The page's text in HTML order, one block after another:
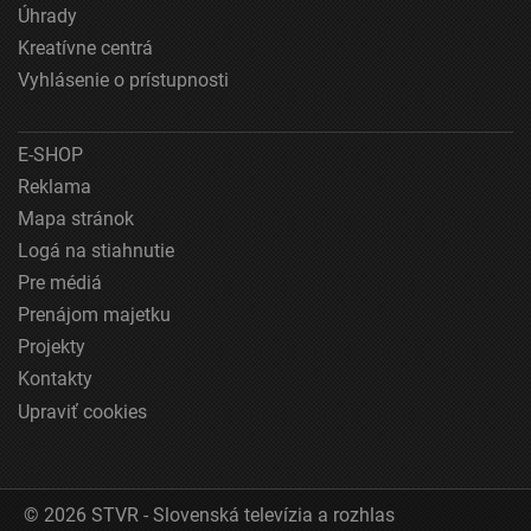
Pochopiť cieľové skupiny na základe štatistík
Použitie obmedzených údajov na výber obsahu
polohe
Identifikácia zariadení na základe aktívne
vyžiadaných informácií
Nevyhnutné
Úhrady
Kreatívne centrá
Vyhlásenie o prístupnosti
E-SHOP
Reklama
Mapa stránok
Logá na stiahnutie
Pre médiá
Prenájom majetku
Projekty
Kontakty
Upraviť cookies
© 2026 STVR - Slovenská televízia a rozhlas